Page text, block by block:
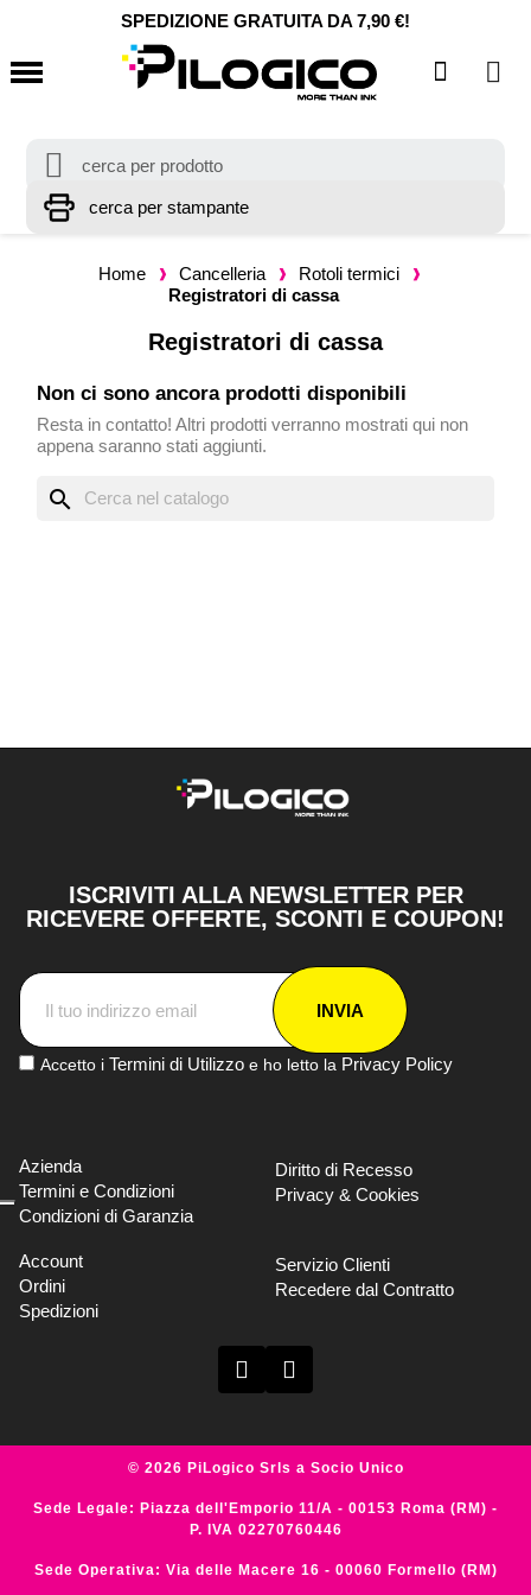
SPEDIZIONE GRATUITA DA 7,90 €!
Home Cancelleria
Rotoli termici
Registratori di cassa
Registratori di cassa
Non ci sono ancora prodotti disponibili
Resta in contatto! Altri prodotti verranno mostrati qui non
appena saranno stati aggiunti.
search
ISCRIVITI ALLA NEWSLETTER PER
RICEVERE OFFERTE, SCONTI E COUPON!
INVIA
Accetto i Termini di Utilizzo e ho letto la Privacy Policy
Azienda
Termini e Condizioni
Condizioni di Garanzia
Diritto di Recesso
Privacy & Cookies
Account
Ordini
Spedizioni
Servizio Clienti
Recedere dal Contratto
© 2026 PiLogico Srls a Socio Unico
Sede Legale: Piazza dell'Emporio 11/A - 00153 Roma (RM) -
P. IVA 02270760446
Sede Operativa: Via delle Macere 16 - 00060 Formello (RM)